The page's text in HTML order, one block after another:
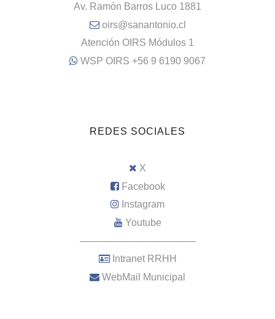
Av. Ramón Barros Luco 1881
oirs@sanantonio.cl
Atención OIRS Módulos 1
WSP OIRS +56 9 6190 9067
REDES SOCIALES
X
Facebook
Instagram
Youtube
–––––––––––––––––––––
Intranet RRHH
WebMail Municipal